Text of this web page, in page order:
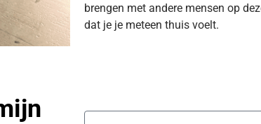
brengen met andere mensen op
dat je je meteen thuis voelt.